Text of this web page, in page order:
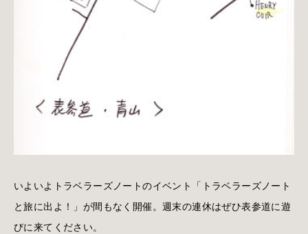
いよいよトラベラーズノートのイベント「トラベラーズノート
と旅に出よ！」が間もなく開催。週末の連休はぜひ表参道に遊
びに来てください。